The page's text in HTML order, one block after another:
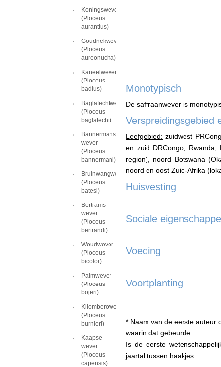
Koningswever
(Ploceus
aurantius)
Goudnekwever
(Ploceus
aureonucha)
Kaneelwever
(Ploceus
badius)
Baglafechtwever
(Ploceus
baglafecht)
Bannermans
wever
(Ploceus
bannermani)
Bruinwangwever
(Ploceus
batesi)
Bertrams
wever
(Ploceus
bertrandi)
Woudwever
(Ploceus
bicolor)
Palmwever
(Ploceus
bojeri)
Kilomberowever
(Ploceus
burnieri)
Kaapse
wever
(Ploceus
capensis)
Monotypisch
De saffraanwever is
Verspreidingsgebied
Leefgebied: zuidwest
en zuid DRCongo, Rwanda,
region), noord Botswana
noord en oost Zuid-Afrika
Huisvesting
Sociale
Voeding
Voortplanting
* Naam van de eerste auteur
waarin dat gebeurde.
Is de eerste
jaartal tussen haakjes.